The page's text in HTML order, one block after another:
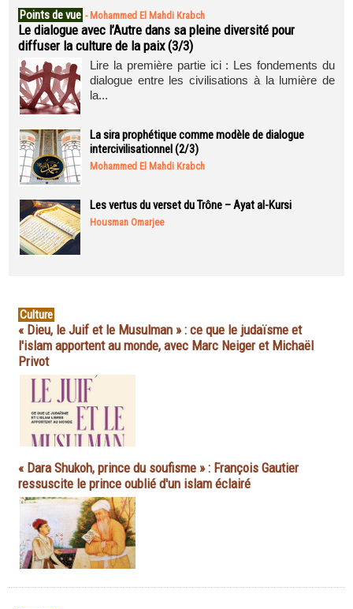
Points de vue - Mohammed El Mahdi Krabch
Le dialogue avec l’Autre dans sa pleine diversité pour
diffuser la culture de la paix (3/3)
Lire la première partie ici : Les fondements du
dialogue entre les civilisations à la lumière de
la...
La sira prophétique comme modèle de dialogue
intercivilisationnel (2/3)
Mohammed El Mahdi Krabch
Les vertus du verset du Trône – Ayat al-Kursi
Housman Omarjee
Culture
« Dieu, le Juif et le Musulman » : ce que le judaïsme et
l'islam apportent au monde, avec Marc Neiger et Michaël
Privot
« Dara Shukoh, prince du soufisme » : François Gautier
ressuscite le prince oublié d'un islam éclairé